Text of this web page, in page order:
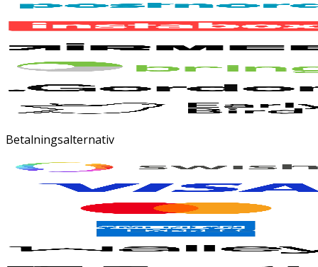
Betalningsalternativ